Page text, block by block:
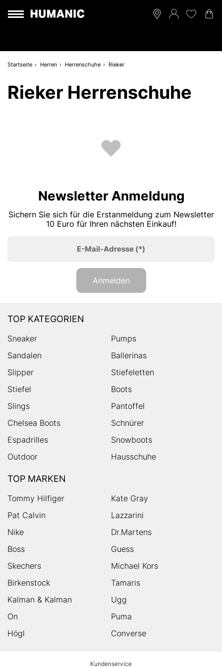
Startseite Herren Herrenschuhe Rieker
Rieker Herrenschuhe
Newsletter Anmeldung
Sichern Sie sich für die Erstanmeldung zum Newsletter
10 Euro für Ihren nächsten Einkauf!
E-Mail-Adresse (*)
Anmelden
TOP KATEGORIEN
Sneaker
Pumps
Sandalen
Ballerinas
Slipper
Stiefeletten
Stiefel
Boots
Slings
Pantoffel
Chelsea Boots
Schnürer
Espadrilles
Snowboots
Outdoor
Hausschuhe
TOP MARKEN
Tommy Hilfiger
Kate Gray
Pat Calvin
Lazzarini
Nike
Dr.Martens
Boss
Guess
Skechers
Michael Kors
Birkenstock
Tamaris
Kalman & Kalman
Ugg
On
Puma
Högl
Converse
Kundenservice